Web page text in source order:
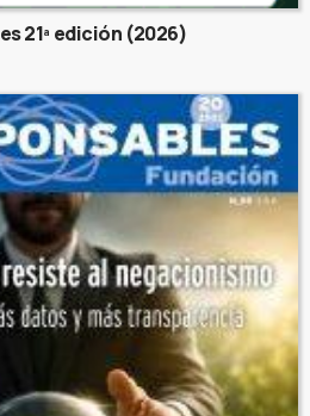
21ª edición (2026)